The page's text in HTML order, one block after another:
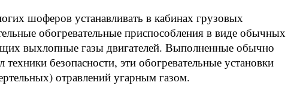
шоферов устанавливать в кабинах грузовых
обогревательные приспособления в виде обычных
выхлопные газы двигателей. Выполненные обычно
безопасности, эти обогревательные установки
отравлений угарным газом.